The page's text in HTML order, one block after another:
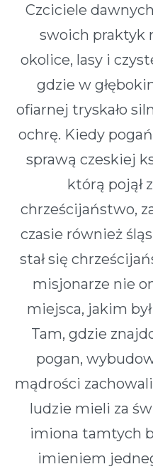
Czciciele
swoich praktyk
okolice, lasy i
gdzie w
ofiarnej tryskało
ochrę. Kiedy
sprawą czeskiej
którą pojął
chrześcijaństwo,
czasie również
stał się
misjonarze nie
miejsca, jakim
Tam, gdzie
pogan,
mądrości
ludzie mieli za
imiona tamtych
imieniem